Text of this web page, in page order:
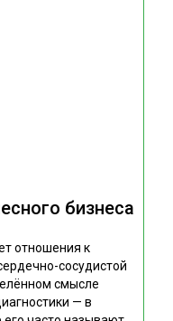
бизнеса
отношения к
сосудистой
смысле
— в